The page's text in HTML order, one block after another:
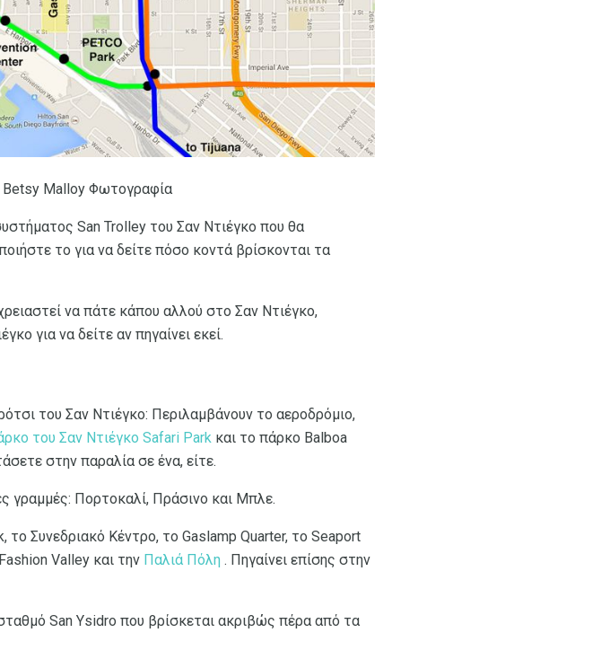
Betsy Malloy Φωτογραφία
San Trolley του Σαν Ντιέγκο που θα
το για να δείτε πόσο κοντά βρίσκονται τα
να πάτε κάπου αλλού στο Σαν Ντιέγκο,
για να δείτε αν πηγαίνει εκεί.
του Σαν Ντιέγκο: Περιλαμβάνουν το αεροδρόμιο,
του Σαν Ντιέγκο Safari Park και το πάρκο Balboa
στην παραλία σε ένα, είτε.
γραμμές: Πορτοκαλί, Πράσινο και Μπλε.
το Συνεδριακό Κέντρο, το Gaslamp Quarter, το Seaport
Valley και την Παλιά Πόλη . Πηγαίνει επίσης στην
San Ysidro που βρίσκεται ακριβώς πέρα ​​από τα